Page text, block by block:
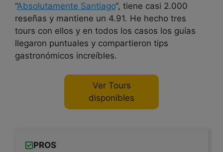
“Absolutamente Santiago“, tiene casi 2.000
reseñas y mantiene un 4.91. He hecho tres
tours con ellos y en todos los casos los guías
llegaron puntuales y compartieron tips
gastronómicos increíbles.
Ver Tours
disponibles
PROS